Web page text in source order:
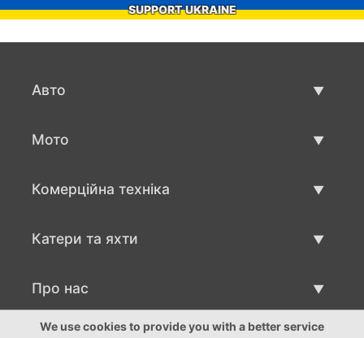
SUPPORT UKRAINE
Авто
Мото
Комерційна техніка
Катери та яхти
Продаж катеру та яхти
Про нас
Про нас
We use cookies to provide you with a better service